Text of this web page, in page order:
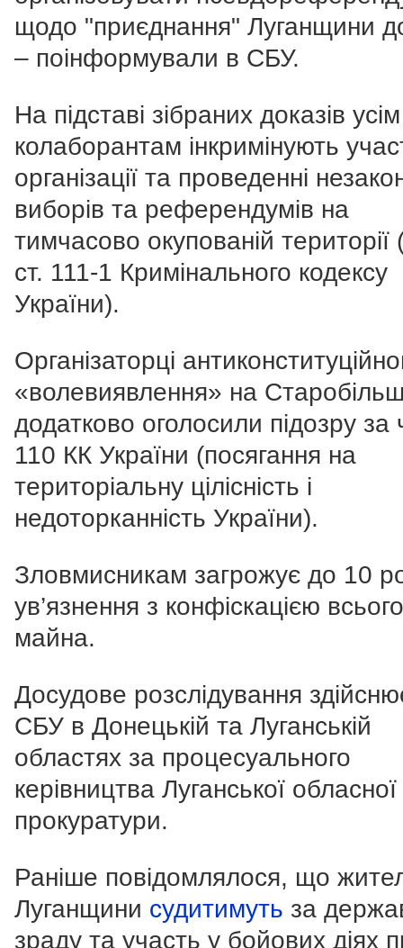
щодо "приєднання" Луганщини
– поінформували в СБУ.
На підставі зібраних доказів
колаборантам інкримінують
організації та проведенні
виборів та референдумів на
тимчасово окупованій території
ст. 111-1 Кримінального кодексу
України).
Організаторці
«волевиявлення» на
додатково оголосили підозру за
110 КК України (посягання на
територіальну цілісність і
недоторканність України).
Зловмисникам загрожує до 10
ув’язнення з конфіскацією всього
майна.
Досудове розслідування
СБУ в Донецькій та Луганській
областях за процесуального
керівництва Луганської обласної
прокуратури.
Раніше повідомлялося, що
Луганщини судитимуть за
зраду та участь у бойових діях